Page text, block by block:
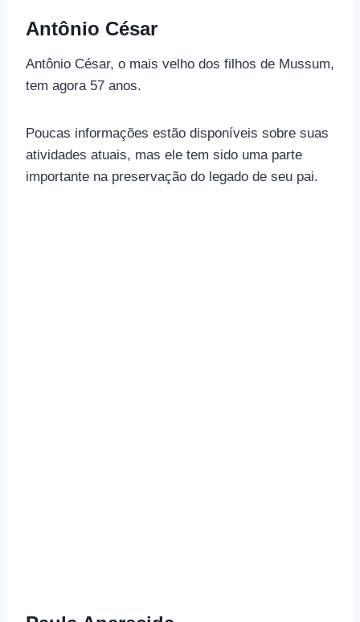
Antônio César
Antônio César, o mais velho dos filhos de Mussum,
tem agora 57 anos.
Poucas informações estão disponíveis sobre suas
atividades atuais, mas ele tem sido uma parte
importante na preservação do legado de seu pai.